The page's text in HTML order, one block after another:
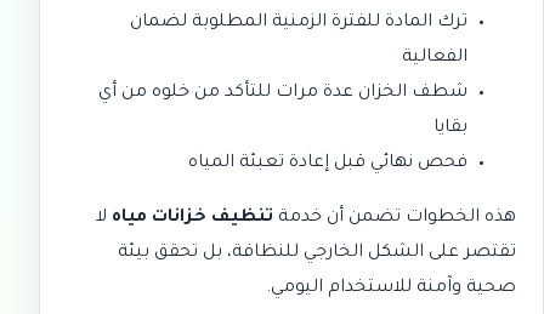
ترك المادة للفترة الزمنية المطلوبة لضمان
الفعالية
شطف الخزان عدة مرات للتأكد من خلوه من أي
بقايا
فحص نهائي قبل إعادة تعبئة المياه
هذه الخطوات تضمن أن خدمة تنظيف خزانات مياه لا
تقتصر على الشكل الخارجي للنظافة، بل تحقق بيئة
صحية وآمنة للاستخدام اليومي.